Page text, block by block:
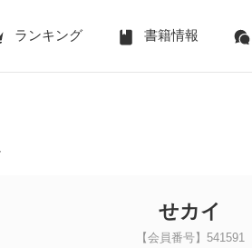
ランキング 書籍情報
せカイ
【会員番号】541591